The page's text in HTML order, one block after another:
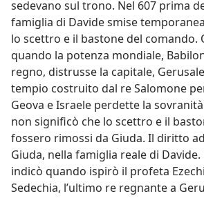
sedevano sul trono. Nel 607 prima
famiglia di Davide smise
lo scettro e il bastone del comando.
quando la potenza mondiale,
regno, distrusse la capitale,
tempio costruito dal re Salomone
Geova e Israele perdette la
non significò che lo scettro e il
fossero rimossi da Giuda. Il diritto
Giuda, nella famiglia reale di Davide.
indicò quando ispirò il profeta
Sedechia, l’ultimo re regnante a